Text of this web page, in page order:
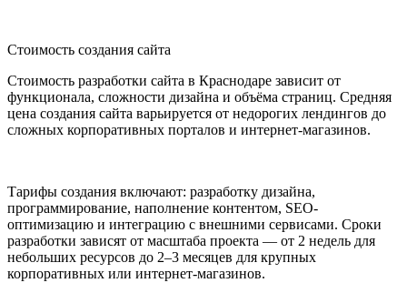
Стоимость создания сайта
Стоимость разработки сайта в Краснодаре зависит от
функционала, сложности дизайна и объёма страниц. Средняя
цена создания сайта варьируется от недорогих лендингов до
сложных корпоративных порталов и интернет-магазинов.
Тарифы создания включают: разработку дизайна,
программирование, наполнение контентом, SEO-
оптимизацию и интеграцию с внешними сервисами. Сроки
разработки зависят от масштаба проекта — от 2 недель для
небольших ресурсов до 2–3 месяцев для крупных
корпоративных или интернет-магазинов.